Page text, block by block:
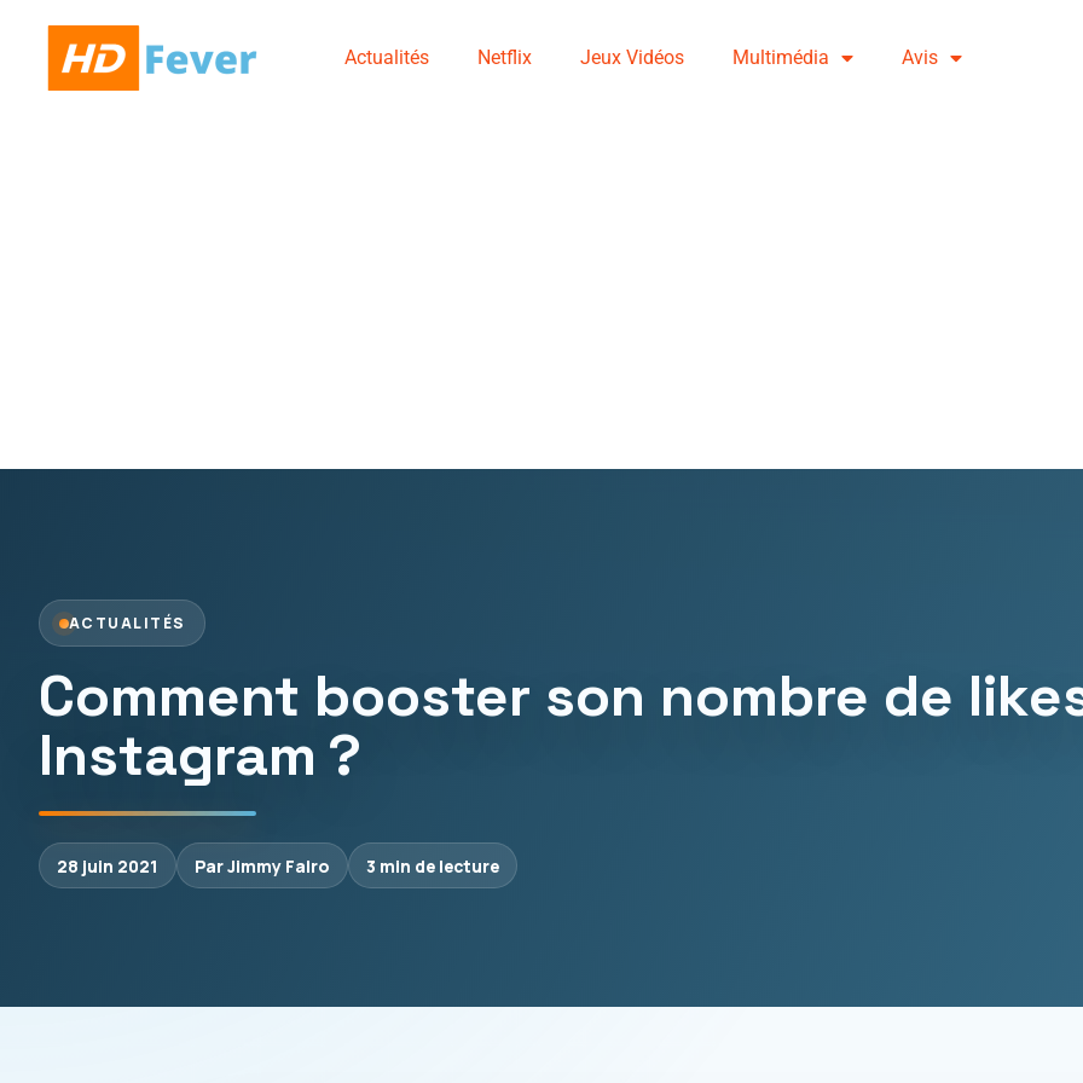
Actualités Netflix Jeux Vidéos Multimédia Avis
ACTUALITÉS
Comment booster son nombre de
Instagram ?
28 juin 2021 Par Jimmy Falro 3 min de lecture